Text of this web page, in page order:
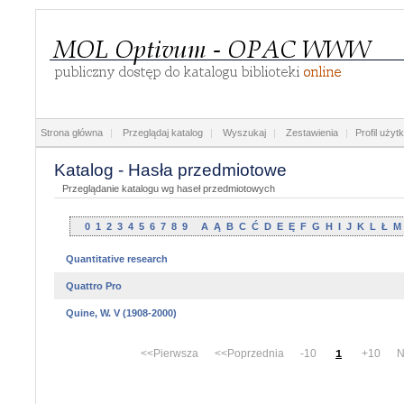
Strona główna | Przeglądaj katalog | Wyszukaj | Zestawienia | Profil
Katalog - Hasła przedmiotowe
Przeglądanie katalogu wg haseł przedmiotowych
0 1 2 3 4 5 6 7 8 9 A Ą B C Ć D E Ę F G H I J K L Ł M
Quantitative research
Quattro Pro
Quine, W. V (1908-2000)
<<Pierwsza <<Poprzednia -10 1 +10